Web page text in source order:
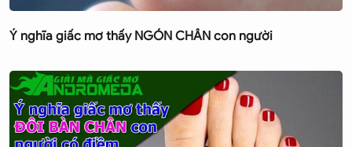
Ý nghĩa giấc mơ thấy NGÓN CHÂN con người